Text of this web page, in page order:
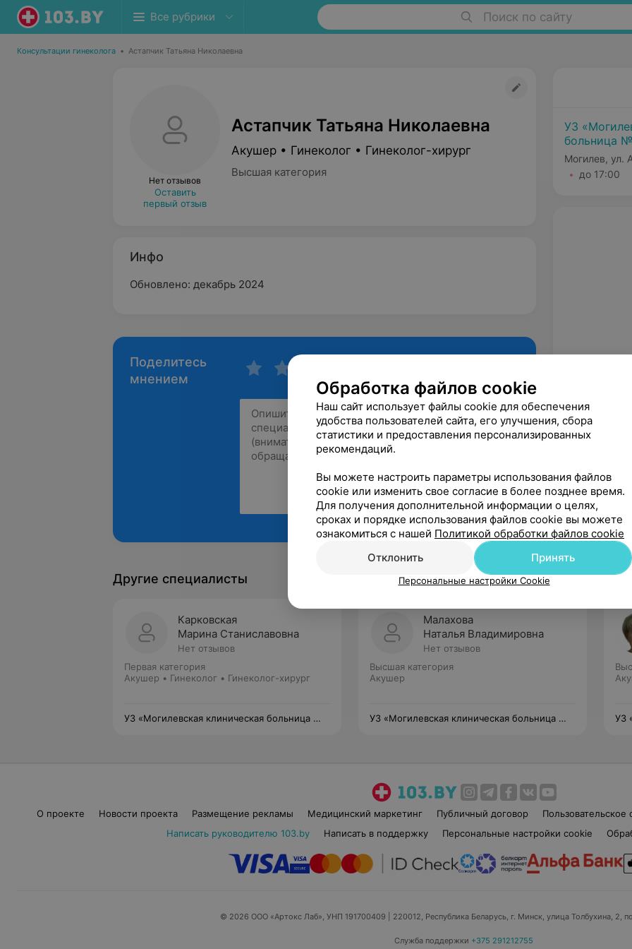
Все рубрики Поиск по сайту
Консультации гинеколога • Астапчик Татьяна Николаевна
Нет отзывов
Оставить
первый отзыв
Астапчик Татьяна Николаевна
Акушер • Гинеколог • Гинеколог-хирург
Высшая категория
Инфо
Обновлено: декабрь 2024
Поделитесь
мнением
Рекомендую
УЗ
больница
Могилев, ул.
до 17:00
Другие специалисты
Карковская
Марина Станиславовна
Нет отзывов
Первая категория
Акушер • Гинеколог • Гинеколог-хирург
УЗ «Могилевская клиническая больница №
Малахова
Наталья Владимировна
Нет отзывов
Высшая категория
Акушер
УЗ «Могилевская клиническая больница №
УЗ
О проекте Новости проекта Размещение рекламы Медицинский маркетинг Публичный договор Пользовательское
Написать руководителю 103.by
Написать в поддержку Персональные настройки cookie
© 2026 ООО «Артокс Лаб», УНП 191700409 | 220012, Республика Беларусь, г. Минск, улица Толбухина, 2,
Служба поддержки +375 291212755
Обработка файлов cookie
Наш сайт использует файлы cookie для обеспечения
удобства пользователей сайта, его улучшения, сбора
статистики и предоставления персонализированных
рекомендаций.
Вы можете настроить параметры использования файлов
cookie или изменить свое согласие в более позднее время.
Для получения дополнительной информации о целях,
сроках и порядке использования файлов cookie вы можете
ознакомиться с нашей Политикой обработки файлов cookie
Отклонить
Принять
Персональные настройки Cookie